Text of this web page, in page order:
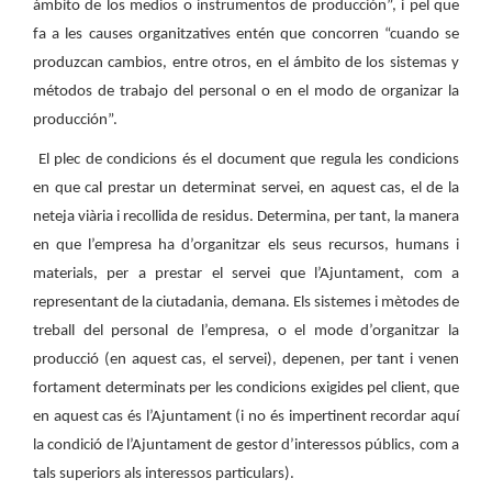
ámbito de los medios o instrumentos de producción”, i pel que
fa a les causes organitzatives entén que concorren “cuando se
produzcan cambios, entre otros, en el ámbito de los sistemas y
métodos de trabajo del personal o en el modo de organizar la
producción”.
El plec de condicions és el document que regula les condicions
en que cal prestar un determinat servei, en aquest cas, el de la
neteja viària i recollida de residus. Determina, per tant, la manera
en que l’empresa ha d’organitzar els seus recursos, humans i
materials, per a prestar el servei que l’Ajuntament, com a
representant de la ciutadania, demana. Els sistemes i mètodes de
treball del personal de l’empresa, o el mode d’organitzar la
producció (en aquest cas, el servei), depenen, per tant i venen
fortament determinats per les condicions exigides pel client, que
en aquest cas és l’Ajuntament (i no és impertinent recordar aquí
la condició de l’Ajuntament de gestor d’interessos públics, com a
tals superiors als interessos particulars).